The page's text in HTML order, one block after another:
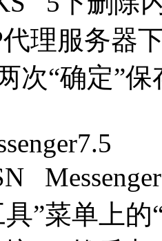
理服务器
次“确定”
”菜单上